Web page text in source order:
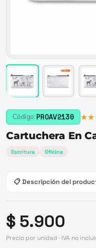
Código: PROAV2130
Cartuchera En
Escritura Oficina
📋 Descripción del
$ 5.900
Precio por unidad · IVA no